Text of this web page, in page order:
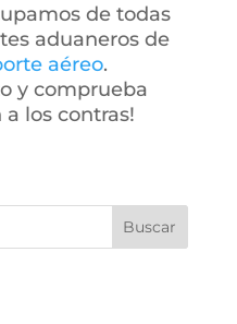
de todas
aduaneros de
aéreo.
y comprueba
los contras!